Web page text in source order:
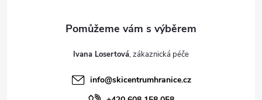
Ivana Losertová
info@skicentrumhranice.cz